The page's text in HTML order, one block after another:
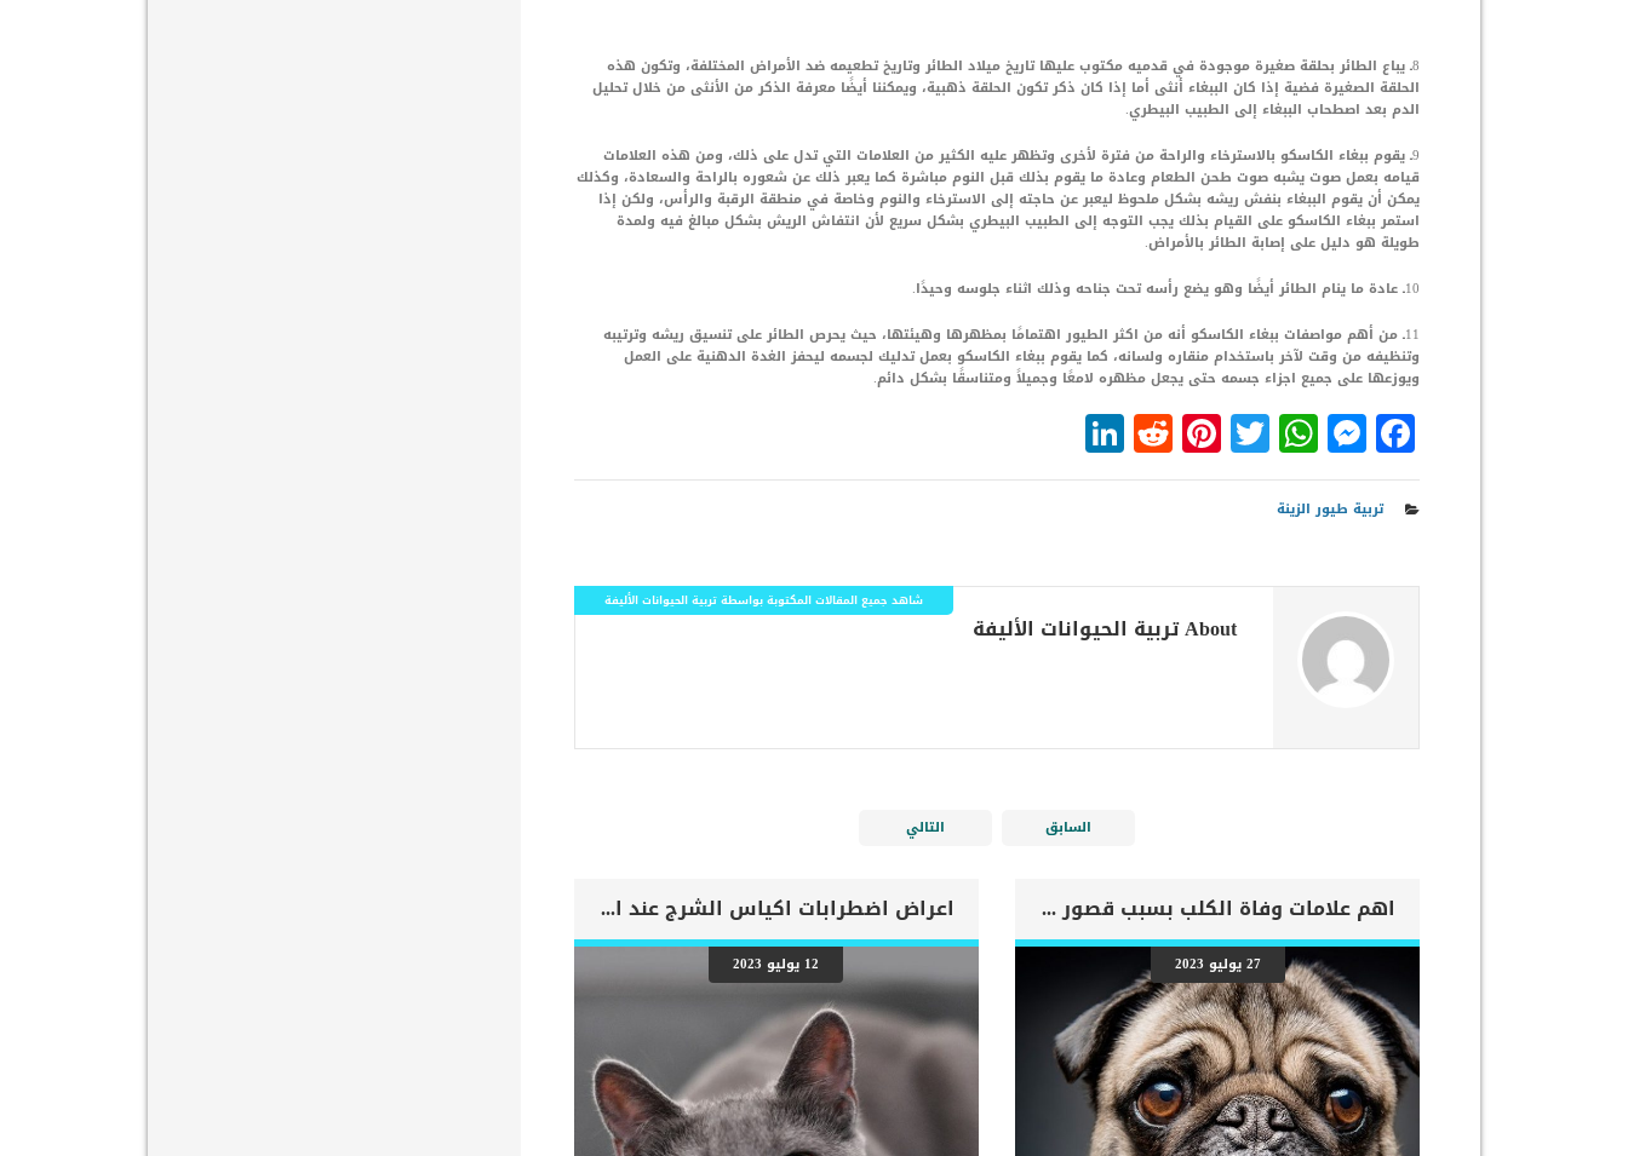
8ـ يباع الطائر بحلقة صغيرة موجودة في قدميه مكتوب عليها تاريخ ميلاد الطائر وتاريخ تطعيمه ضد الأمراض المختلفة، وتكون هذه
الحلقة الصغيرة فضية إذا كان الببغاء أنثى أما إذا كان ذكر تكون الحلقة ذهبية، ويمكننا أيضًا معرفة الذكر من الأنثى من خلال تحليل
الدم بعد اصطحاب الببغاء إلى الطبيب البيطري.
9ـ يقوم ببغاء الكاسكو بالاسترخاء والراحة من فترة لأخرى وتظهر عليه الكثير من العلامات التي تدل على ذلك، ومن هذه العلامات
قيامه بعمل صوت يشبه صوت طحن الطعام وعادة ما يقوم بذلك قبل النوم مباشرة كما يعبر ذلك عن شعوره بالراحة والسعادة، وكذلك
يمكن أن يقوم الببغاء بنفش ريشه بشكل ملحوظ ليعبر عن حاجته إلى الاسترخاء والنوم وخاصة في منطقة الرقبة والرأس، ولكن إذا
استمر ببغاء الكاسكو على القيام بذلك يجب التوجه إلى الطبيب البيطري بشكل سريع لأن انتفاش الريش بشكل مبالغ فيه ولمدة
طويلة هو دليل على إصابة الطائر بالأمراض.
10ـ عادة ما ينام الطائر أيضًا وهو يضع رأسه تحت جناحه وذلك اثناء جلوسه وحيدًا.
11ـ من أهم مواصفات ببغاء الكاسكو أنه من اكثر الطيور اهتمامًا بمظهرها وهيئتها، حيث يحرص الطائر على تنسيق ريشه وترتيبه
وتنظيفه من وقت لآخر باستخدام منقاره ولسانه، كما يقوم ببغاء الكاسكو بعمل تدليك لجسمه ليحفز الغدة الدهنية على العمل
ويوزعها على جميع اجزاء جسمه حتى يجعل مظهره لامعًا وجميلاً ومتناسقًا بشكل دائم.
Facebook
Messenger
WhatsApp
Twitter
Pinterest
Reddit
تربية طيور الزينة
About تربية الحيوانات الأليفة
شاهد جميع المقالات المكتوبة بواسطة تربية الحيوانات الأليفة
السابق التالي
اهم علامات وفاة الكلب بسبب قصور القلب الاحتقانى
27 يوليو 2023
اعراض اضطرابات اكياس الشرج عند القطط
12 يوليو 2023